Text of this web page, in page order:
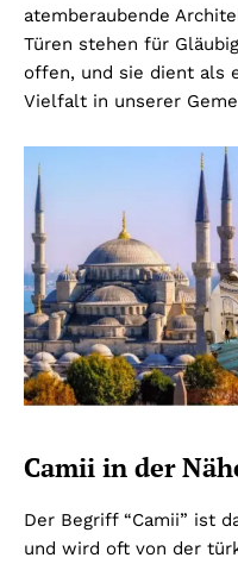
atemberaubende
Türen stehen für
offen, und sie dient als
Vielfalt in unserer
Camii in der
Der Begriff “Camii” ist
und wird oft von der